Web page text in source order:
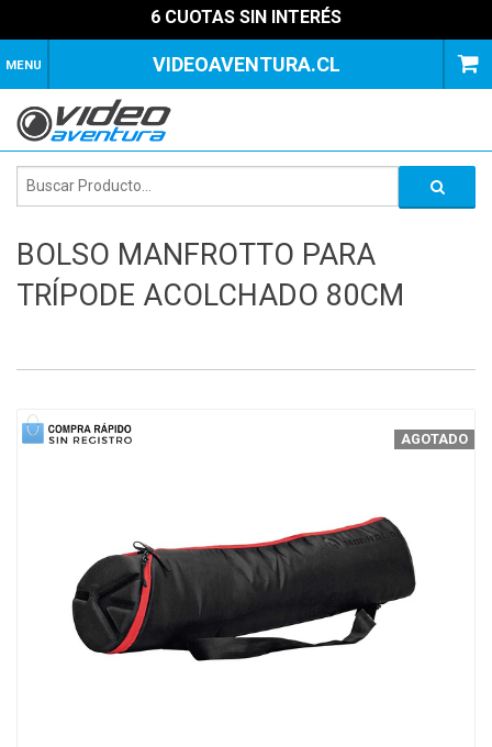
6 CUOTAS SIN INTERÉS
MENU VIDEOAVENTURA.CL
BOLSO MANFROTTO PARA
TRÍPODE ACOLCHADO 80CM
AGOTADO
1 of 1